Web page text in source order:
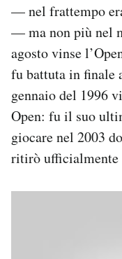
— nel frattempo
— ma non più nel
agosto vinse
fu battuta in finale
gennaio del 1996
Open: fu il suo
giocare nel 2003
ritirò ufficialmente